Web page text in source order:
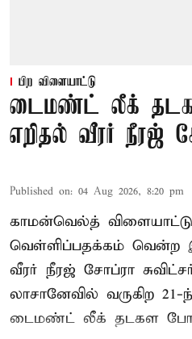
பிற விளையாட்டு
டைமண்ட் லீக்
எறிதல் வீரர் நீரஜ்
Published on: 04 Aug 2026, 8:20 pm
காமன்வெல்த் விளையாட்டு
வெள்ளிப்பதக்கம் வென்ற
வீரர் நீரஜ் சோப்ரா
லாசானேவில் வருகிற
டைமண்ட் லீக் தடகள